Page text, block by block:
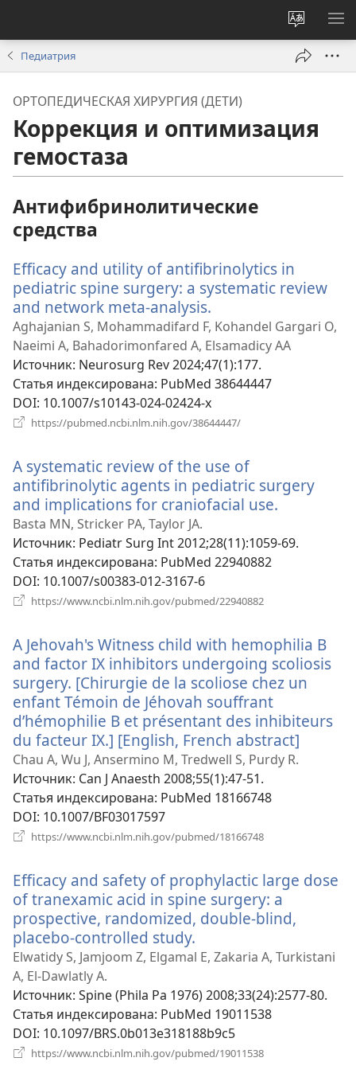
язык
сайта
Педиатрия
ОРТОПЕДИЧЕСКАЯ ХИРУРГИЯ (ДЕТИ)
Коррекция и оптимизация
гемостаза
Антифибринолитические
средства
Efficacy and utility of antifibrinolytics in
pediatric spine surgery: a systematic review
and network meta-analysis.
в
новом
окне)
Aghajanian S, Mohammadifard F, Kohandel Gargari O,
Naeimi A, Bahadorimonfared A, Elsamadicy AA
Источник‎: Neurosurg Rev 2024;47(1):177.
Статья индексирована‎: PubMed 38644447
DOI‎: 10.1007/s10143-024-02424-x
https://pubmed.ncbi.nlm.nih.gov/38644447/
окне)
A systematic review of the use of
antifibrinolytic agents in pediatric surgery
and implications for craniofacial use.
новом
Basta MN, Stricker PA, Taylor JA.
Источник‎: Pediatr Surg Int 2012;28(11):1059-69.
Статья индексирована‎: PubMed 22940882
DOI‎: 10.1007/s00383-012-3167-6
https://www.ncbi.nlm.nih.gov/pubmed/22940882
окне)
A Jehovah's Witness child with hemophilia B
and factor IX inhibitors undergoing scoliosis
surgery. [Chirurgie de la scoliose chez un
enfant Témoin de Jéhovah souffrant
d’hémophilie B et présentant des inhibiteurs
du facteur IX.] [English, French abstract]
Chau A, Wu J, Ansermino M, Tredwell S, Purdy R.
Источник‎: Can J Anaesth 2008;55(1):47-51.
Статья индексирована‎: PubMed 18166748
DOI‎: 10.1007/BF03017597
https://www.ncbi.nlm.nih.gov/pubmed/18166748
окне)
Efficacy and safety of prophylactic large dose
of tranexamic acid in spine surgery: a
prospective, randomized, double-blind,
placebo-controlled study.
в
окне)
Elwatidy S, Jamjoom Z, Elgamal E, Zakaria A, Turkistani
A, El-Dawlatly A.
Источник‎: Spine (Phila Pa 1976) 2008;33(24):2577-80.
Статья индексирована‎: PubMed 19011538
DOI‎: 10.1097/BRS.0b013e318188b9c5
https://www.ncbi.nlm.nih.gov/pubmed/19011538